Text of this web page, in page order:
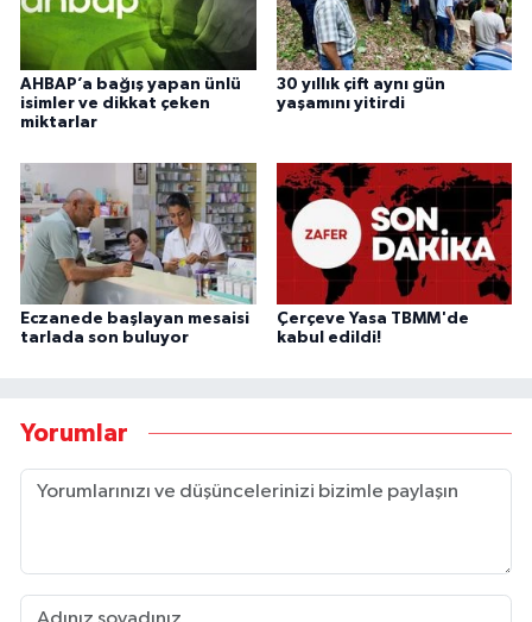
AHBAP’a bağış yapan ünlü
isimler ve dikkat çeken
miktarlar
30 yıllık çift aynı gün
yaşamını yitirdi
Eczanede başlayan mesaisi
tarlada son buluyor
Çerçeve Yasa TBMM'de
kabul edildi!
Yorumlar